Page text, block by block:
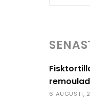
6 AUGUSTI,